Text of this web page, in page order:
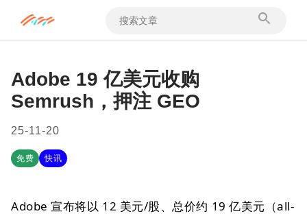
Adobe 19 亿美元收购
Semrush，押注 GEO
25-11-20
免费 快讯
Adobe 宣布将以 12 美元/股、总价约 19 亿美元（all-